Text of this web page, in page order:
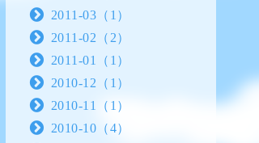
2011-03（1）
2011-02（2）
2011-01（1）
2010-12（1）
2010-11（1）
2010-10（4）